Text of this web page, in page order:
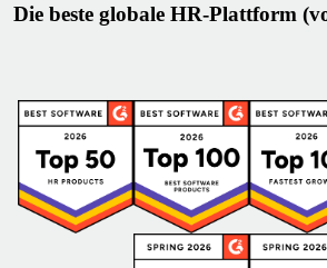
Die beste globale HR‑Plattform